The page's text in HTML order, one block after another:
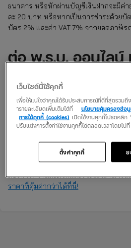
ธนาคาร หรือหักผ่านบัญชีเงินฝากจะมีค่า
ละ 20 บาท หรือหากเป็นการชำระด้วยบัต
บัตร 2% และค่า VAT 7% จากยอดภาษีร
ต่อ พ.ร.บ. ออนไลน์
เวลากี่วัน
กระบวนการในการต่อภาษีออนไลน์ใช้เ
เวลาในการตรวจสอบความถูกต้องของย
1 – 2 วัน หลังจากได้รับยอดจ่ายและใช้
รถยนต์ ประมาณ 1 – 2 วัน
กระบวนการต่อพ.ร.บ.ออนไลน์ เป็นช่องท
แต่ใช้เวลาประมาณ 1 สัปดาห์ ในการรั
ต้องการความสะดวกและรวดเร็วสามารถ
ราคาที่คุ้มค่ากว่าได้ที่นี่!
เว็บไซต์นี้ใช้คุกกี้
เพื่อให้แน่ใจว่าคุณได้รับประสบการณ์ที่ดีที่สุดรวม
ารายละเอียดเพิ่มเติมได้ที่
นโยบายคุ้มครองข้อ
การใช้คุกกี้ (cookies) เปิดใช้งานคุกกี้โปรดคลิ
ปรับแต่งการตั้งค่าใช้งานคุกกี้ได้ตลอดเวลาโดยไป
ย
ตั้งค่าคุกกี้